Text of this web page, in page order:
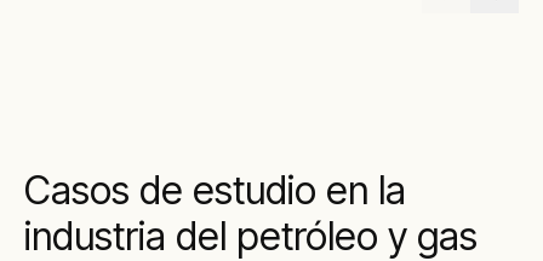
Casos de estudio en la
industria del petróleo y gas